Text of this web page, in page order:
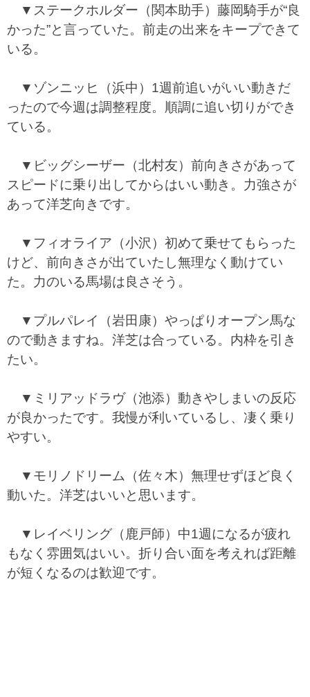
▼ステークホルダー（関本助手）藤岡騎手が“良
かった”と言っていた。前走の出来をキープできて
いる。
▼ゾンニッヒ（浜中）1週前追いがいい動きだ
ったので今週は調整程度。順調に追い切りができ
ている。
▼ビッグシーザー（北村友）前向きさがあって
スピードに乗り出してからはいい動き。力強さが
あって洋芝向きです。
▼フィオライア（小沢）初めて乗せてもらった
けど、前向きさが出ていたし無理なく動けてい
た。力のいる馬場は良さそう。
▼プルパレイ（岩田康）やっぱりオープン馬な
ので動きますね。洋芝は合っている。内枠を引き
たい。
▼ミリアッドラヴ（池添）動きやしまいの反応
が良かったです。我慢が利いているし、凄く乗り
やすい。
▼モリノドリーム（佐々木）無理せずほど良く
動いた。洋芝はいいと思います。
▼レイベリング（鹿戸師）中1週になるが疲れ
もなく雰囲気はいい。折り合い面を考えれば距離
が短くなるのは歓迎です。